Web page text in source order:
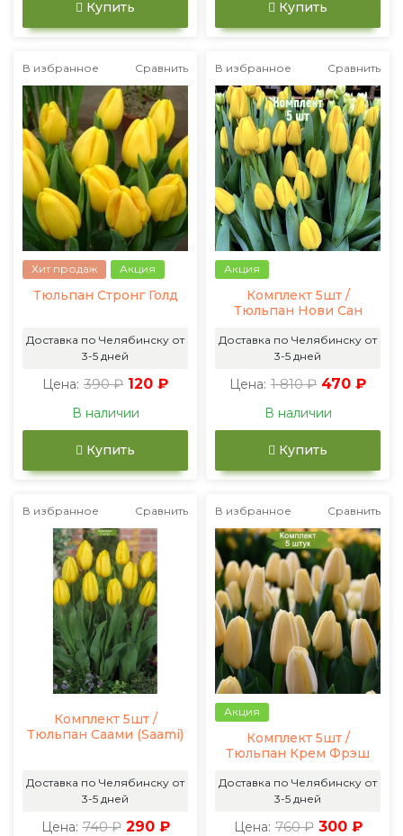
Купить Купить
В избранное Сравнить
Хит продаж Акция
Тюльпан Стронг Голд
Доставка по Челябинску от
3-5 дней
Цена: 390 ₽ 120 ₽
В наличии
Купить
В избранное Сравнить
Акция
Комплект 5шт /
Тюльпан Нови Сан
Доставка по Челябинску от
3-5 дней
Цена: 1 810 ₽ 470 ₽
В наличии
Купить
В избранное Сравнить
Комплект 5шт /
Тюльпан Саами (Saami)
Доставка по Челябинску от
3-5 дней
Цена: 740 ₽ 290 ₽
В избранное Сравнить
Акция
Комплект 5шт /
Тюльпан Крем Фрэш
Доставка по Челябинску от
3-5 дней
Цена: 760 ₽ 300 ₽